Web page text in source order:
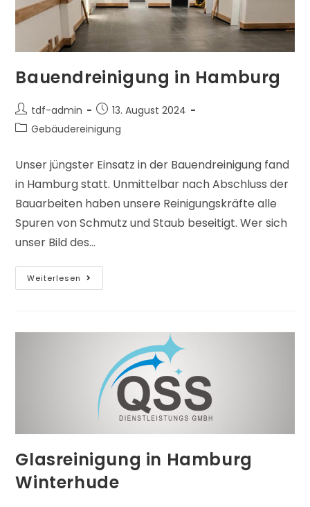
Bauendreinigung in Hamburg
tdf-admin
13. August 2024
Gebäudereinigung
Unser jüngster Einsatz in der Bauendreinigung fand
in Hamburg statt. Unmittelbar nach Abschluss der
Bauarbeiten haben unsere Reinigungskräfte alle
Spuren von Schmutz und Staub beseitigt. Wer sich
unser Bild des…
Weiterlesen
Glasreinigung in Hamburg
Winterhude